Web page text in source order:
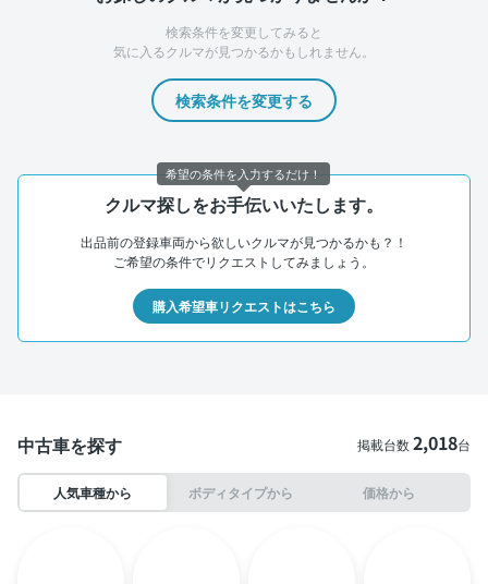
検索条件を変更してみると
気に入るクルマが見つかるかもしれません。
検索条件を変更する
クルマ探しをお手伝いいたします。
出品前の登録車両から欲しいクルマが見つかるかも？！
ご希望の条件でリクエストしてみましょう。
購入希望車リクエストはこちら
中古車を探す 掲載台数2,018台
人気車種から ボディタイプから 価格から
希望の条件を入力するだけ！